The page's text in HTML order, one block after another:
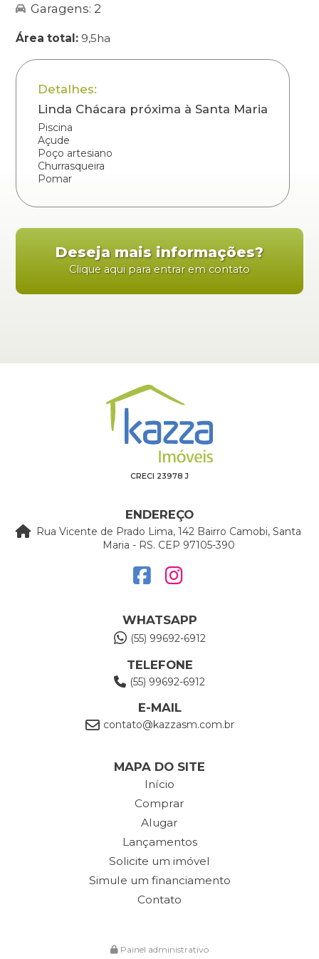
Garagens: 2
Área total: 9,5ha
Detalhes:
Linda Chácara próxima à Santa Maria
Piscina
Açude
Poço artesiano
Churrasqueira
Pomar
Deseja mais informações?
Clique aqui para entrar em contato
CRECI 23978 J
ENDEREÇO
Rua Vicente de Prado Lima, 142 Bairro Camobi, Santa
Maria - RS. CEP 97105-390
WHATSAPP
(55) 99692-6912
TELEFONE
(55) 99692-6912
E-MAIL
contato@kazzasm.com.br
MAPA DO SITE
Início
Comprar
Alugar
Lançamentos
Solicite um imóvel
Simule um financiamento
Contato
Painel administrativo